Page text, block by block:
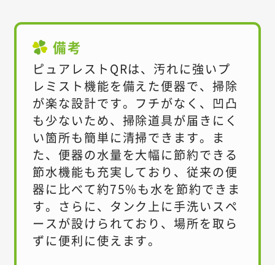
備考
ピュアレストQRは、汚れに強いプ
レミスト機能を備えた便器で、掃除
が楽な設計です。フチがなく、凹凸
も少ないため、掃除道具が届きにく
い箇所も簡単に清掃できます。ま
た、便器の水量を大幅に節約できる
節水機能も充実しており、従来の便
器に比べて約75%も水を節約できま
す。さらに、タンク上に手洗いスペ
ースが設けられており、場所を取ら
ずに便利に使えます。